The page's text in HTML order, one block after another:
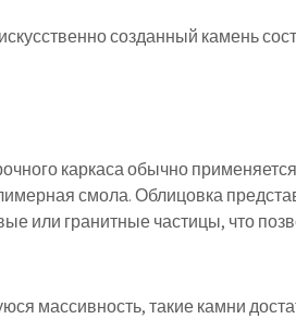
созданный камень
каркаса обычно
смола. Облицовка
или гранитные частицы, что
массивность, такие камни